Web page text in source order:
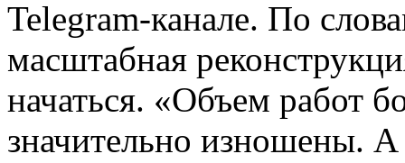
Telegram-канале. По
масштабная
начаться. «Объем работ
значительно изношены. А